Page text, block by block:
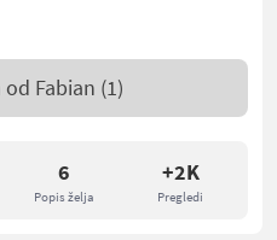
6
Popis želja
+2K
Pregledi
od Fabian (1)